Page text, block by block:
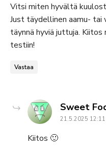
Vitsi miten hyvältä
Just täydellinen aamu-
täynnä hyviä juttuja.
testiin!
Vastaa
Sweet
21.5.2025 12:11
Kiitos 🙂